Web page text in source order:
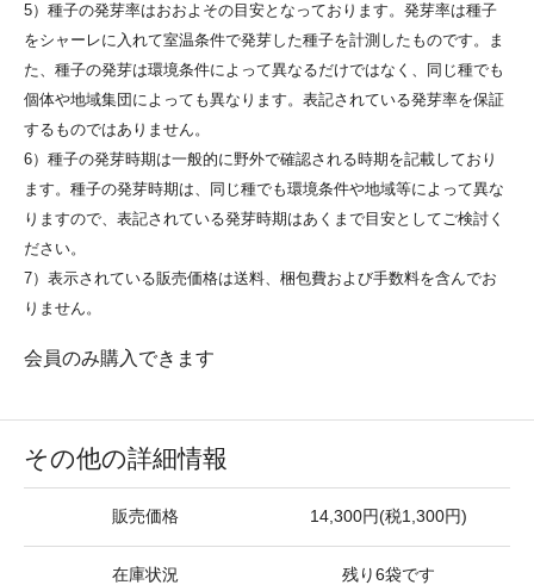
5）種子の発芽率はおおよその目安となっております。発芽率は種子
をシャーレに入れて室温条件で発芽した種子を計測したものです。ま
た、種子の発芽は環境条件によって異なるだけではなく、同じ種でも
個体や地域集団によっても異なります。表記されている発芽率を保証
するものではありません。
6）種子の発芽時期は一般的に野外で確認される時期を記載しており
ます。種子の発芽時期は、同じ種でも環境条件や地域等によって異な
りますので、表記されている発芽時期はあくまで目安としてご検討く
ださい。
7）表示されている販売価格は送料、梱包費および手数料を含んでお
りません。
会員のみ購入できます
その他の詳細情報
販売価格 14,300円(税1,300円)
在庫状況 残り6袋です